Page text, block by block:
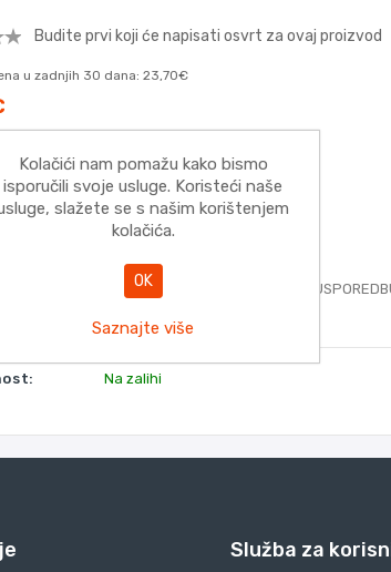
Budite prvi koji će napisati osvrt za ovaj proizvod
u zadnjih 30 dana: 23,70€
NA POPIS ŽELJA
DODAJTE POPISU ZA
E-MAIL PRIJATELJU
Na zalihi
Služba za
Kolačići nam pomažu kako bismo
isporučili svoje usluge. Koristeći naše
slažete se s našim korištenjem
kolačića.
OK
Saznajte više